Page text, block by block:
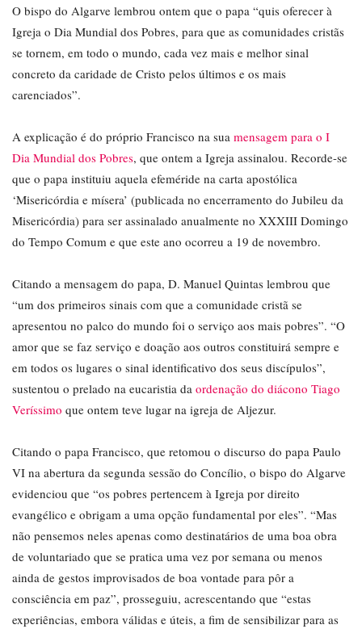
O bispo do Algarve lembrou ontem que o papa “quis oferecer à
Igreja o Dia Mundial dos Pobres, para que as comunidades cristãs
se tornem, em todo o mundo, cada vez mais e melhor sinal
concreto da caridade de Cristo pelos últimos e os mais
carenciados”.
A explicação é do próprio Francisco na sua mensagem para o I
Dia Mundial dos Pobres, que ontem a Igreja assinalou. Recorde-se
que o papa instituiu aquela efeméride na carta apostólica
‘Misericórdia e mísera’ (publicada no encerramento do Jubileu da
Misericórdia) para ser assinalado anualmente no XXXIII Domingo
do Tempo Comum e que este ano ocorreu a 19 de novembro.
Citando a mensagem do papa, D. Manuel Quintas lembrou que
“um dos primeiros sinais com que a comunidade cristã se
apresentou no palco do mundo foi o serviço aos mais pobres”. “O
amor que se faz serviço e doação aos outros constituirá sempre e
em todos os lugares o sinal identificativo dos seus discípulos”,
sustentou o prelado na eucaristia da ordenação do diácono Tiago
Veríssimo que ontem teve lugar na igreja de Aljezur.
Citando o papa Francisco, que retomou o discurso do papa Paulo
VI na abertura da segunda sessão do Concílio, o bispo do Algarve
evidenciou que “os pobres pertencem à Igreja por direito
evangélico e obrigam a uma opção fundamental por eles”. “Mas
não pensemos neles apenas como destinatários de uma boa obra
de voluntariado que se pratica uma vez por semana ou menos
ainda de gestos improvisados de boa vontade para pôr a
consciência em paz”, prosseguiu, acrescentando que “estas
experiências, embora válidas e úteis, a fim de sensibilizar para as